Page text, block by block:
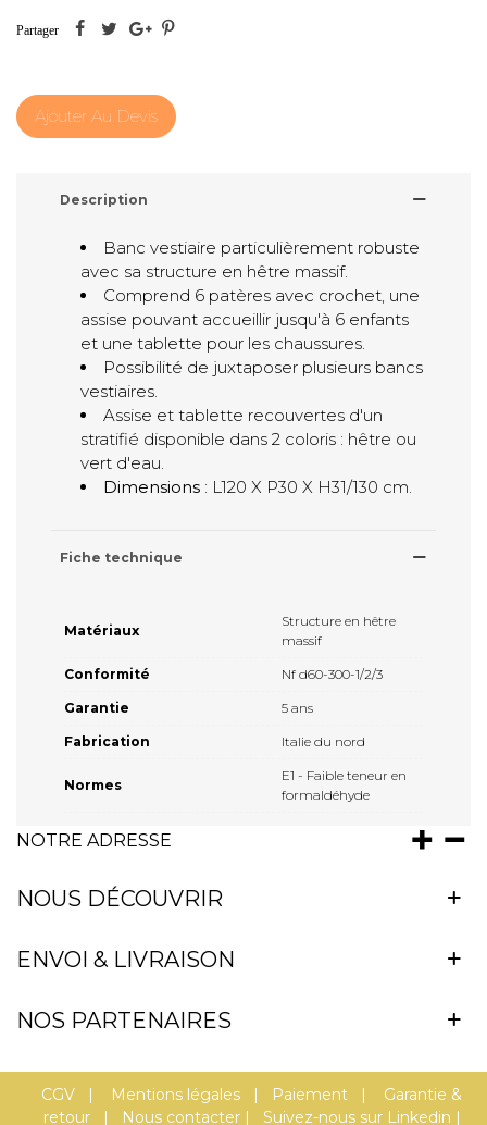
Partager
Ajouter Au Devis
Description
Banc vestiaire particulièrement robuste
avec sa structure en hêtre massif.
Comprend 6 patères avec crochet, une
assise pouvant accueillir jusqu'à 6 enfants
et une tablette pour les chaussures.
Possibilité de juxtaposer plusieurs bancs
vestiaires.
Assise et tablette recouvertes d'un
stratifié disponible dans 2 coloris : hêtre ou
vert d'eau.
Dimensions : L120 X P30 X H31/130 cm.
Fiche technique
Matériaux
Structure en hêtre
massif
Conformité Nf d60-300-1/2/3
Garantie 5 ans
Fabrication Italie du nord
Normes
E1 - Faible teneur en
formaldéhyde
NOTRE ADRESSE
NOUS DÉCOUVRIR
ENVOI & LIVRAISON
NOS PARTENAIRES
CGV | Mentions légales | Paiement |
Garantie &
retour| Nous contacter| Suivez-nous sur Linkedin |